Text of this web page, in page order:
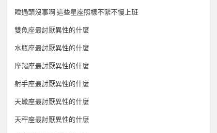
睡過頭沒事啊 這些星座照樣不緊不慢上班
雙魚座最討厭異性的什麼
水瓶座最討厭異性的什麼
摩羯座最討厭異性的什麼
射手座最討厭異性的什麼
天蠍座最討厭異性的什麼
天秤座最討厭異性的什麼